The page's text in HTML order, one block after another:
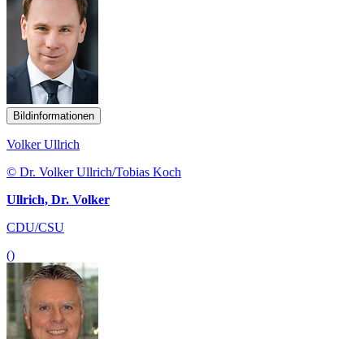
Bildinformationen
Volker Ullrich
© Dr. Volker Ullrich/Tobias Koch
Ullrich, Dr. Volker
CDU/CSU
()